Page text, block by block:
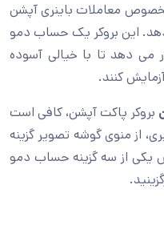
معاملات باینری آپشن
این بروکر یک حساب دمو
قرار می دهد تا با خیالی آسوده
کنند.
بروکر پاکت آپشن، کافی است
از منوی گوشه تصویر گزینه
یکی از سه گزینه حساب دمو